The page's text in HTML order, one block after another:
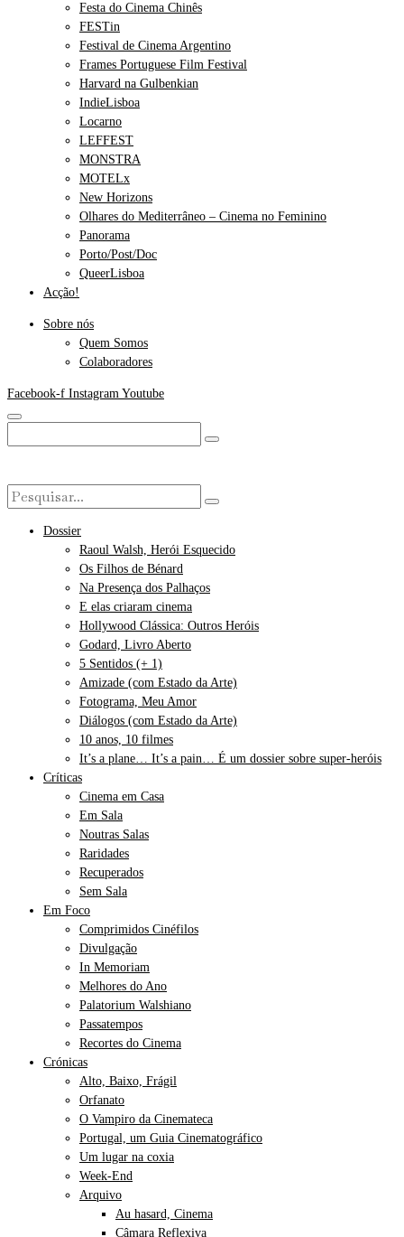
Festa do Cinema Chinês
FESTin
Festival de Cinema Argentino
Frames Portuguese Film Festival
Harvard na Gulbenkian
IndieLisboa
Locarno
LEFFEST
MONSTRA
MOTELx
New Horizons
Olhares do Mediterrâneo – Cinema no Feminino
Panorama
Porto/Post/Doc
QueerLisboa
Acção!
Sobre nós
Quem Somos
Colaboradores
Facebook-f Instagram Youtube
Dossier
Raoul Walsh, Herói Esquecido
Os Filhos de Bénard
Na Presença dos Palhaços
E elas criaram cinema
Hollywood Clássica: Outros Heróis
Godard, Livro Aberto
5 Sentidos (+ 1)
Amizade (com Estado da Arte)
Fotograma, Meu Amor
Diálogos (com Estado da Arte)
10 anos, 10 filmes
It’s a plane… It’s a pain… É um dossier sobre super-heróis
Críticas
Cinema em Casa
Em Sala
Noutras Salas
Raridades
Recuperados
Sem Sala
Em Foco
Comprimidos Cinéfilos
Divulgação
In Memoriam
Melhores do Ano
Palatorium Walshiano
Passatempos
Recortes do Cinema
Crónicas
Alto, Baixo, Frágil
Orfanato
O Vampiro da Cinemateca
Portugal, um Guia Cinematográfico
Um lugar na coxia
Week-End
Arquivo
Au hasard, Cinema
Câmara Reflexiva